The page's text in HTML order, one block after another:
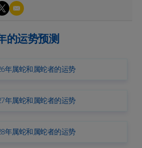
的运势预测
年属蛇和属蛇者的运势
年属蛇和属蛇者的运势
年属蛇和属蛇者的运势